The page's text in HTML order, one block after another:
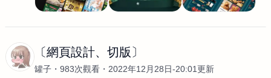
〔網頁設計、切版〕
罐子 983次觀看
2022年12月28日-20:01更新